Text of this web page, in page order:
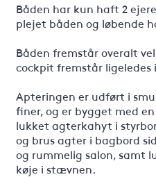
Båden har kun haft 2
plejet båden og løbende
Båden fremstår overalt
cockpit fremstår
Apteringen er udført i
finer, og er bygget med
lukket agterkahyt i
og brus agter i bagbord
og rummelig salon, samt
køje i stævnen.